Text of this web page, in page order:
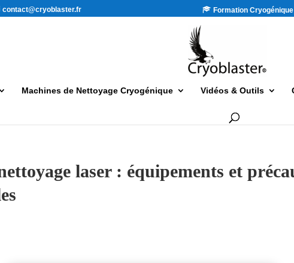
contact@cryoblaster.fr Formation Cryogénique
Machines de Nettoyage Cryogénique Vidéos & Outils
laser : équipements et